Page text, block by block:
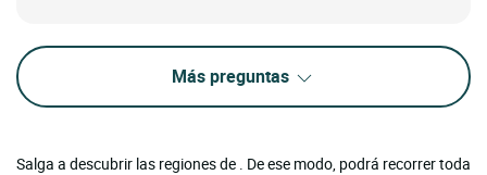
Más preguntas
Salga a descubrir las regiones de . De ese modo, podrá recorrer toda